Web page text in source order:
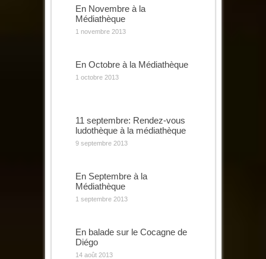
En Novembre à la
Médiathèque
1 novembre 2013
En Octobre à la Médiathèque
1 octobre 2013
11 septembre: Rendez-vous
ludothèque à la médiathèque
9 septembre 2013
En Septembre à la
Médiathèque
1 septembre 2013
En balade sur le Cocagne de
Diégo
14 août 2013